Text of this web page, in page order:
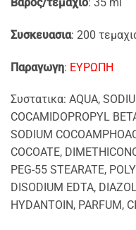
Συσκευασια: 200
Παραγωγη: EYΡΩΠΗ
Συστατικα: AQUA,
COCAMIDOPROPYL
SODIUM
COCOATE,
PEG-55 STEARATE,
DISODIUM EDTA,
HYDANTOIN, PARFUM,